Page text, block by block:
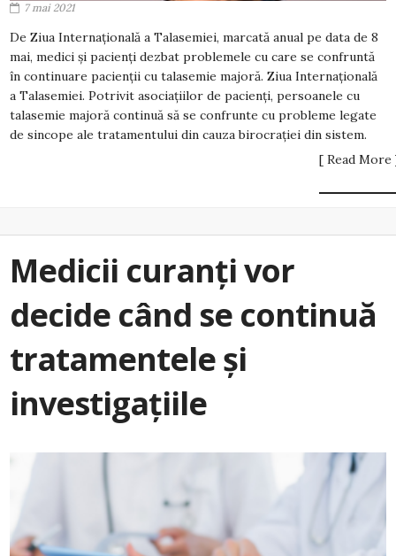
7 mai 2021
De Ziua Internațională a Talasemiei, marcată anual pe data de 8
mai, medici și pacienți dezbat problemele cu care se confruntă
în continuare pacienții cu talasemie majoră. Ziua Internațională
a Talasemiei. Potrivit asociațiilor de pacienți, persoanele cu
talasemie majoră continuă să se confrunte cu probleme legate
de sincope ale tratamentului din cauza birocrației din sistem.
[ Read More
Medicii curanți vor
decide când se continuă
tratamentele și
investigațiile